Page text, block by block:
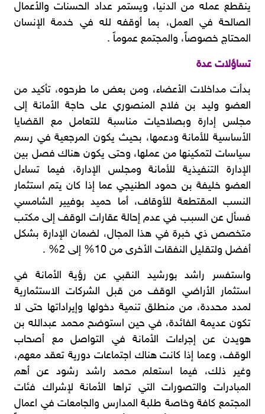
ينقطع عمله من الدنيا، ويستمر عداد الحسنات والأعمال
الصالحة في العمل، بما أوقفه لله في خدمة الإنسان
المحتاج خصوصاً، والمجتمع عموماً .
تساؤلات عدة
بدأت مداخلات الأعضاء، ومن بعض ما طرحوه، تأكيد من
العضو وليد بن فلاح المنصوري على حاجة الأمانة إلى
مجلس إدارة وبصلاحيات مناسبة للتعامل مع القضايا
الأساسية للأمانة ودعمها، بحيث يكون المرجعية في رسم
سياسات لتمكينها من عملها، وحتى يكون هناك فصل بين
الإدارة التنفيذية للأمانة ومجلس الإدارة، فيما تساءل
العضو خليفة بن حمود الطنيجي عما إذا كان يتم استثمار
النسب المقتطعة للأوقاف، أما حميد بوفيير الشامسي
فسأل عن السبب في عدم إحالة عقارات الوقف إلى مكتب
متخصص ذي خبرة في هذا المجال، لضمان الإدارة بشكل
أفضل ولتقليل النفقات الأخرى من 10% إلى 2% .
واستفسر راشد بورشيد النقبي عن رؤية الأمانة في
استثمار الأراضي الوقف من قبل الشركات الاستثمارية
لمدد محددة، من منطلق تنمية دخولها وإيراداتها حتى لا
تكون عديمة الفائدة، في حين استوضح محمد عبدالله بن
هويدن عن إجراءات الأمانة في التواصل مع أصحاب
الوقف، وعما إذا كانت هناك اجتماعات دورية تعقد معهم،
وغير ذلك، فيما استعلم محمد راشد رشود عن أهم
المبادرات والتصورات التي تراها الأمانة لإشراك فئات
المجتمع كافة وخاصة طلبة المدارس والجامعات في اعمال